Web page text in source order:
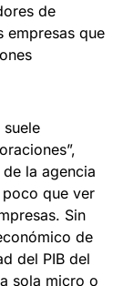
de
empresas que
suele
la agencia
poco que ver
Sin
de
del PIB del
sola micro o